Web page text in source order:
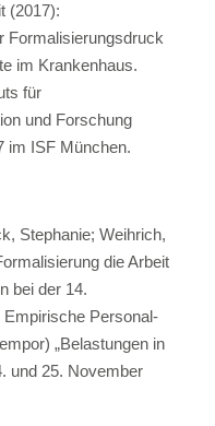
(2017):
Formalisierungsdruck
im Krankenhaus.
für
und Forschung
im ISF München.
Stephanie; Weihrich,
die Arbeit
bei der 14.
Personal-
„Belastungen in
und 25. November